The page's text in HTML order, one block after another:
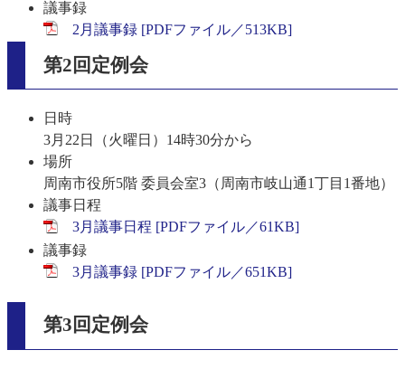
議事録
2月議事録 [PDFファイル／513KB]
第2回定例会
日時
3月22日（火曜日）14時30分から
場所
周南市役所5階 委員会室3（周南市岐山通1丁目1番地）
議事日程
3月議事日程 [PDFファイル／61KB]
議事録
3月議事録 [PDFファイル／651KB]
第3回定例会